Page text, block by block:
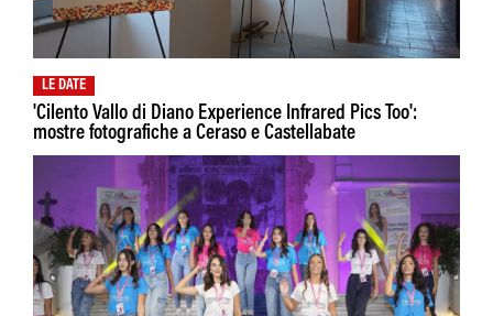
LE DATE
'Cilento Vallo di Diano Experience Infrared Pics Too':
mostre fotografiche a Ceraso e Castellabate